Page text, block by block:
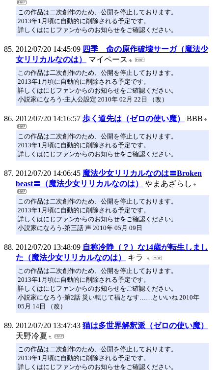
この作品は二次創作のため、公開を停止しております。
2013年1月頃に自動的に削除される予定です。
詳しくはにじファンからのお知らせをご確認ください。
2012/07/20 14:45:09 四季 命の原作破壊サーガ（魔法少
女リリカルなのは）
マイペース
この作品は二次創作のため、公開を停止しております。
2013年1月頃に自動的に削除される予定です。
詳しくはにじファンからのお知らせをご確認ください。
小説家になろう-主人公設定 2010年 02月 22日 （改）
2012/07/20 14:16:57 歩く道先は（ゼロの使い魔） BBB
この作品は二次創作のため、公開を停止しております。
2013年1月頃に自動的に削除される予定です。
詳しくはにじファンからのお知らせをご確認ください。
2012/07/20 14:06:45 魔法少女リリカルなのは〓Broken
beast〓（魔法少女リリカルなのは）
やまあざらし
この作品は二次創作のため、公開を停止しております。
2013年1月頃に自動的に削除される予定です。
詳しくはにじファンからのお知らせをご確認ください。
小説家になろう-第三話 声 2010年 05月 09日
2012/07/20 13:48:09 自称冷静（？）な14歳が転生しまし
た（魔法少女リリカルなのは）
キラ
この作品は二次創作のため、公開を停止しております。
2013年1月頃に自動的に削除される予定です。
詳しくはにじファンからのお知らせをご確認ください。
小説家になろう-第2話 災い転じて福となす……といいね 2010年
05月 14日 （改）
2012/07/20 13:47:43 猫は多世界解釈派（ゼロの使い魔）
天野冷夏
この作品は二次創作のため、公開を停止しております。
2013年1月頃に自動的に削除される予定です。
詳しくはにじファンからのお知らせをご確認ください。